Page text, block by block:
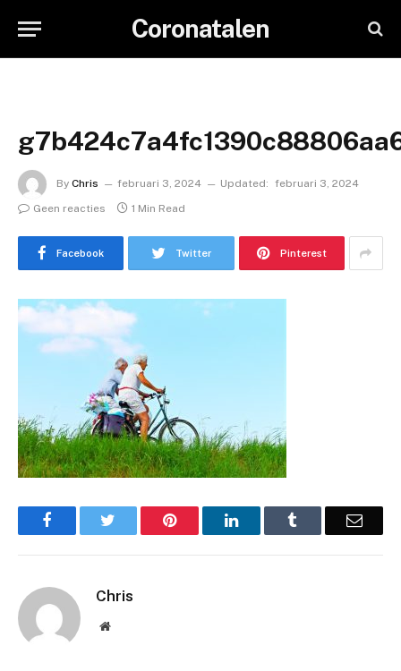
Coronatalen
By Chris februari 3, 2024 Updated: februari 3, 2024
Geen reacties
1 Min Read
Facebook Twitter Pinterest
Facebook Pinterest LinkedIn Email
Chris
Website